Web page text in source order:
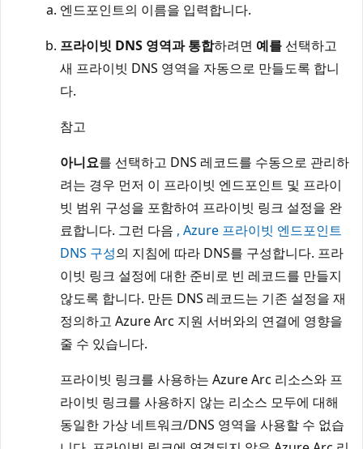
엔드포인트의 이름을 입력합니다.
프라이빗 DNS 영역과 통합하려면 예를 선택하고
새 프라이빗 DNS 영역을 자동으로 만들도록 합니
다.
참고
아니요를 선택하고 DNS 레코드를 수동으로 관리하
려는 경우 먼저 이 프라이빗 엔드포인트 및 프라이
빗 범위 구성을 포함하여 프라이빗 링크 설정을 완
료합니다. 그런 다음 , Azure 프라이빗 엔드포인트
DNS 구성의 지침에 따라 DNS를 구성합니다. 프라
이빗 링크 설정에 대한 준비로 빈 레코드를 만들지
않도록 합니다. 만든 DNS 레코드는 기존 설정을 재
정의하고 Azure Arc 지원 서버와의 연결에 영향을
줄 수 있습니다.
프라이빗 링크를 사용하는 Azure Arc 리소스와 프
라이빗 링크를 사용하지 않는 리소스 모두에 대해
동일한 가상 네트워크/DNS 영역을 사용할 수 없습